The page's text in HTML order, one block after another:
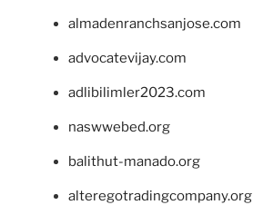
almadenranchsanjose.com
advocatevijay.com
adlibilimler2023.com
naswwebed.org
balithut-manado.org
alteregotradingcompany.org